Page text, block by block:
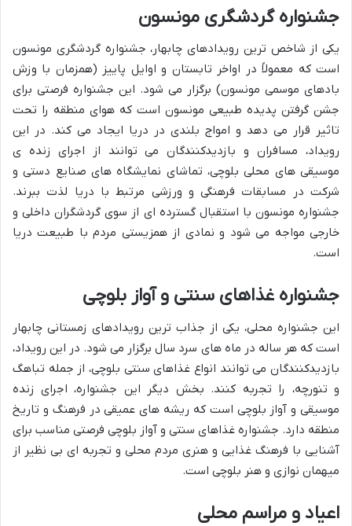
جشنواره گردشگری مونسون
یکی از شاخص ترین رویدادهای چابهار، جشنواره گردشگری مونسون
است که معمولاً در اواخر تابستان و اوایل پاییز (همزمان با وزش
بادهای موسمی مونسون) برگزار می شود. این جشنواره فرصتی برای
جشن گرفتن پدیده طبیعی مونسون است که هوای منطقه را تحت
تاثیر قرار می دهد و امواج بلندی در دریا ایجاد می کند. در این
رویداد، مسافران و بازدیدکنندگان می توانند از اجرای زنده ی
موسیقی های محلی بلوچی، تماشای نمایشگاه های صنایع دستی و
شرکت در مسابقات فرهنگی و ورزشی مرتبط با دریا لذت ببرند.
جشنواره مونسون با استقبال گسترده ای از سوی گردشگران داخلی و
خارجی مواجه می شود و نمادی از همزیستی مردم با طبیعت دریا
است.
جشنواره غذاهای سنتی و آواز بلوچی
این جشنواره محلی، یکی از جذاب ترین رویدادهای زمستانی چابهار
است که هر ساله در ماه های سرد سال برگزار می شود. در این رویداد،
بازدیدکنندگان می توانند انواع غذاهای سنتی بلوچی، از جمله تباهگ
و تنورچه، را تجربه کنند. بخش دیگر این جشنواره، اجرای زنده
موسیقی و آواز بلوچی است که ریشه های عمیقی در فرهنگ و تاریخ
منطقه دارد. جشنواره غذاهای سنتی و آواز بلوچی فرصتی مناسب برای
آشنایی با فرهنگ غذایی و هنری مردم محلی و تجربه ای بی نظیر از
میهمان نوازی و هنر بلوچی است.
اعیاد و مراسم محلی